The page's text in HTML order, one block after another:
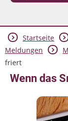
Startseite
Meldungen
friert
Wenn das